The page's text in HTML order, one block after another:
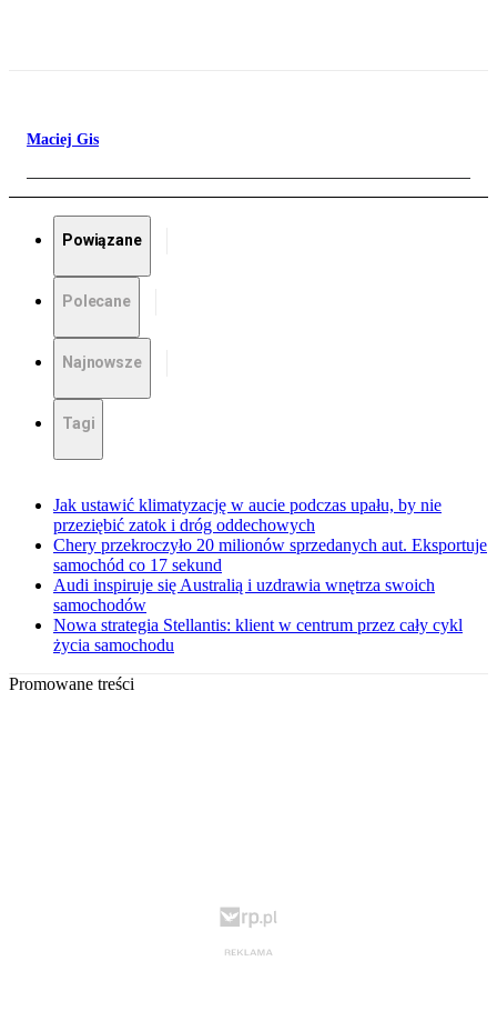
Maciej Gis
Powiązane
Polecane
Najnowsze
Tagi
Jak ustawić klimatyzację w aucie podczas upału, by nie
przeziębić zatok i dróg oddechowych
Chery przekroczyło 20 milionów sprzedanych aut. Eksportuje
samochód co 17 sekund
Audi inspiruje się Australią i uzdrawia wnętrza swoich
samochodów
Nowa strategia Stellantis: klient w centrum przez cały cykl
życia samochodu
Promowane treści